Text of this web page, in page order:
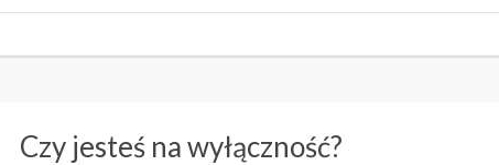
Czy jesteś na wyłączność?